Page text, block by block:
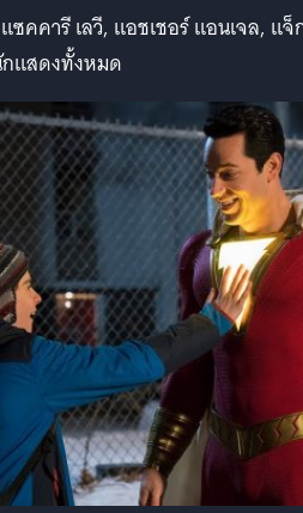
คคารี เลวี, แอชเชอร์ แอนเจล, แจ็
แสดงทั้งหมด